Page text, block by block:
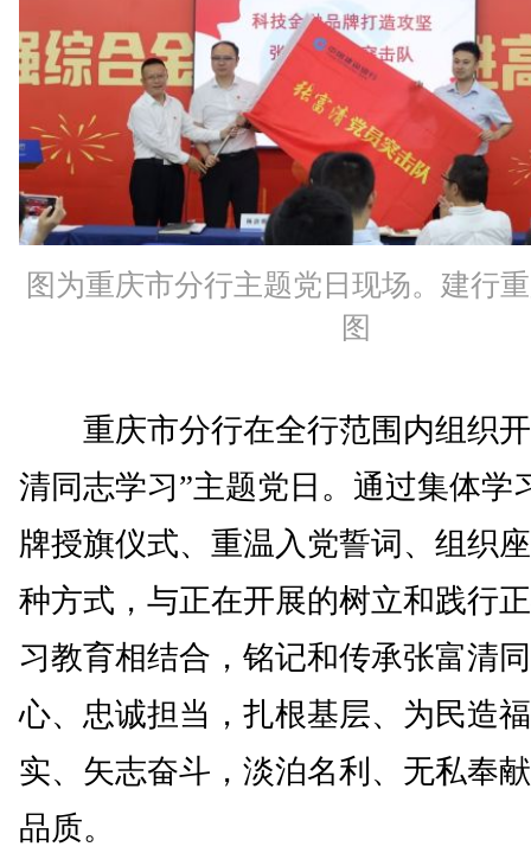
图为重庆市分行主题党日现场。建行
图
重庆市分行在全行范围内组织开
清同志学习”主题党日。通过集体学
牌授旗仪式、重温入党誓词、组织
种方式，与正在开展的树立和践行
习教育相结合，铭记和传承张富清
心、忠诚担当，扎根基层、为民造
实、矢志奋斗，淡泊名利、无私奉
品质。